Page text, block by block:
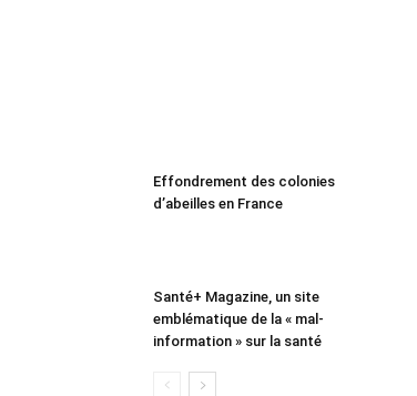
Effondrement des colonies
d’abeilles en France
Santé+ Magazine, un site
emblématique de la « mal-
information » sur la santé